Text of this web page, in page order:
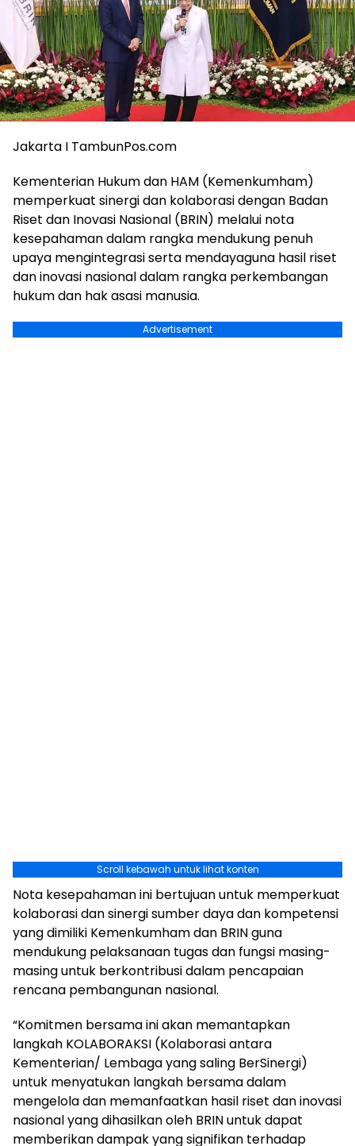
Jakarta I TambunPos.com
Kementerian Hukum dan HAM (Kemenkumham)
memperkuat sinergi dan kolaborasi dengan Badan
Riset dan Inovasi Nasional (BRIN) melalui nota
kesepahaman dalam rangka mendukung penuh
upaya mengintegrasi serta mendayaguna hasil riset
dan inovasi nasional dalam rangka perkembangan
hukum dan hak asasi manusia.
Advertisement
Scroll kebawah untuk lihat konten
Nota kesepahaman ini bertujuan untuk memperkuat
kolaborasi dan sinergi sumber daya dan kompetensi
yang dimiliki Kemenkumham dan BRIN guna
mendukung pelaksanaan tugas dan fungsi masing-
masing untuk berkontribusi dalam pencapaian
rencana pembangunan nasional.
“Komitmen bersama ini akan memantapkan
langkah KOLABORAKSI (Kolaborasi antara
Kementerian/ Lembaga yang saling BerSinergi)
untuk menyatukan langkah bersama dalam
mengelola dan memanfaatkan hasil riset dan inovasi
nasional yang dihasilkan oleh BRIN untuk dapat
memberikan dampak yang signifikan terhadap